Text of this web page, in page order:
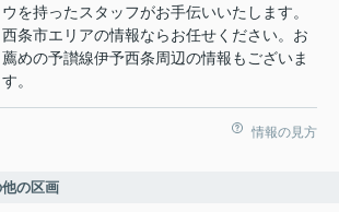
ウを持ったスタッフがお手伝いいたします。
西条市エリアの情報ならお任せください。お
薦めの予讃線伊予西条周辺の情報もございま
す。
情報の見方
の区画